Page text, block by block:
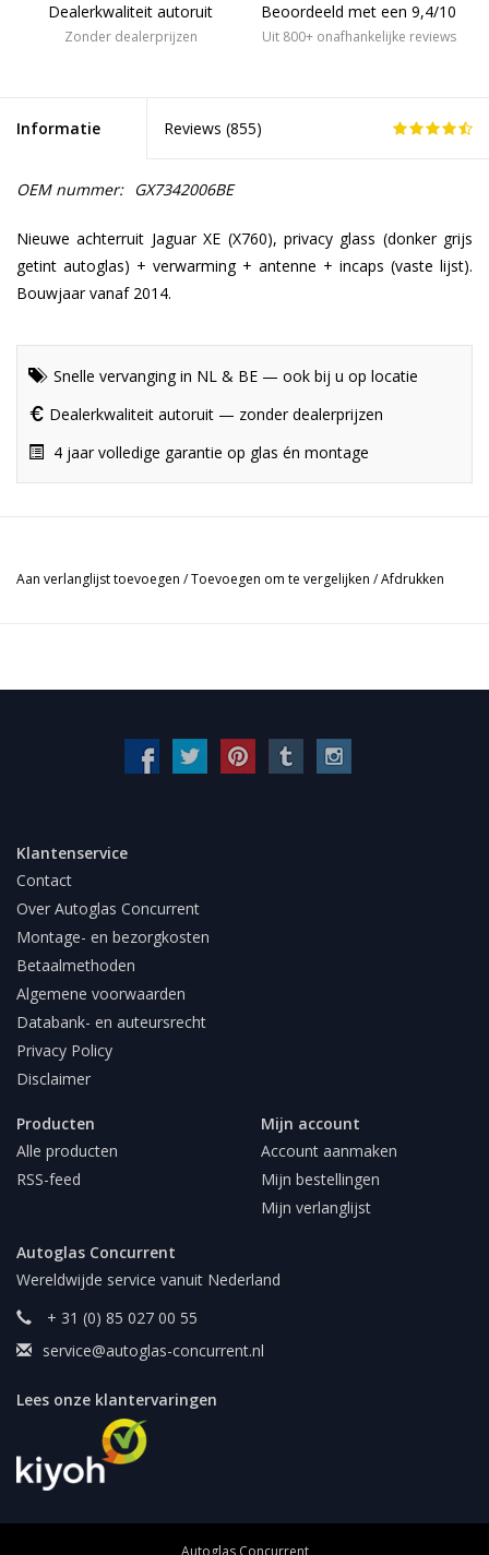
Dealerkwaliteit autoruit
Zonder dealerprijzen
Beoordeeld met een 9,4/10
Uit 800+ onafhankelijke reviews
Informatie Reviews (855)
OEM nummer: GX7342006BE
Nieuwe achterruit Jaguar XE (X760), privacy glass (donker grijs
getint autoglas) + verwarming + antenne + incaps (vaste lijst).
Bouwjaar vanaf 2014.
Snelle vervanging in NL & BE — ook bij u op locatie
Dealerkwaliteit autoruit — zonder dealerprijzen
4 jaar volledige garantie op glas én montage
Aan verlanglijst toevoegen /Toevoegen om te vergelijken /Afdrukken
Klantenservice
Contact
Over Autoglas Concurrent
Montage- en bezorgkosten
Betaalmethoden
Algemene voorwaarden
Databank- en auteursrecht
Privacy Policy
Disclaimer
Producten
Alle producten
RSS-feed
Mijn account
Account aanmaken
Mijn bestellingen
Mijn verlanglijst
Autoglas Concurrent
Wereldwijde service vanuit Nederland
+ 31 (0) 85 027 00 55
service@autoglas-concurrent.nl
Lees onze klantervaringen